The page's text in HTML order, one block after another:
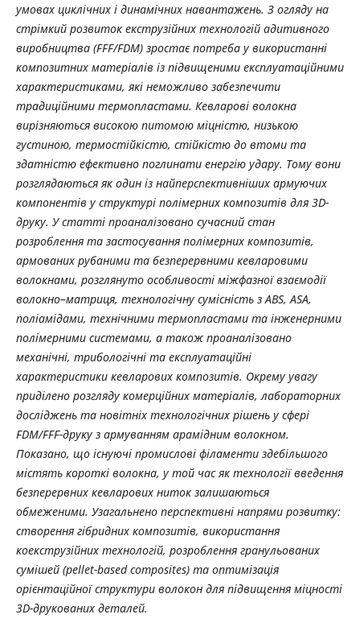
умовах циклічних і динамічних навантажень. З огляду на
стрімкий розвиток екструзійних технологій адитивного
виробництва (FFF/FDM) зростає потреба у використанні
композитних матеріалів із підвищеними експлуатаційними
характеристиками, які неможливо забезпечити
традиційними термопластами. Кевларові волокна
вирізняються високою питомою міцністю, низькою
густиною, термостійкістю, стійкістю до втоми та
здатністю ефективно поглинати енергію удару. Тому вони
розглядаються як один із найперспективніших армуючих
компонентів у структурі полімерних композитів для 3D-
друку. У статті проаналізовано сучасний стан
розроблення та застосування полімерних композитів,
армованих рубаними та безперервними кевларовими
волокнами, розглянуто особливості міжфазної взаємодії
волокно–матриця, технологічну сумісність з ABS, ASA,
поліамідами, технічними термопластами та інженерними
полімерними системами, а також проаналізовано
механічні, трибологічні та експлуатаційні
характеристики кевларових композитів. Окрему увагу
приділено розгляду комерційних матеріалів, лабораторних
досліджень та новітніх технологічних рішень у сфері
FDM/FFF-друку з армуванням арамідним волокном.
Показано, що існуючі промислові філаменти здебільшого
містять короткі волокна, у той час як технології введення
безперервних кевларових ниток залишаються
обмеженими. Узагальнено перспективні напрями розвитку:
створення гібридних композитів, використання
коекструзійних технологій, розроблення гранульованих
сумішей (pellet-based composites) та оптимізація
орієнтаційної структури волокон для підвищення міцності
3D-друкованих деталей.